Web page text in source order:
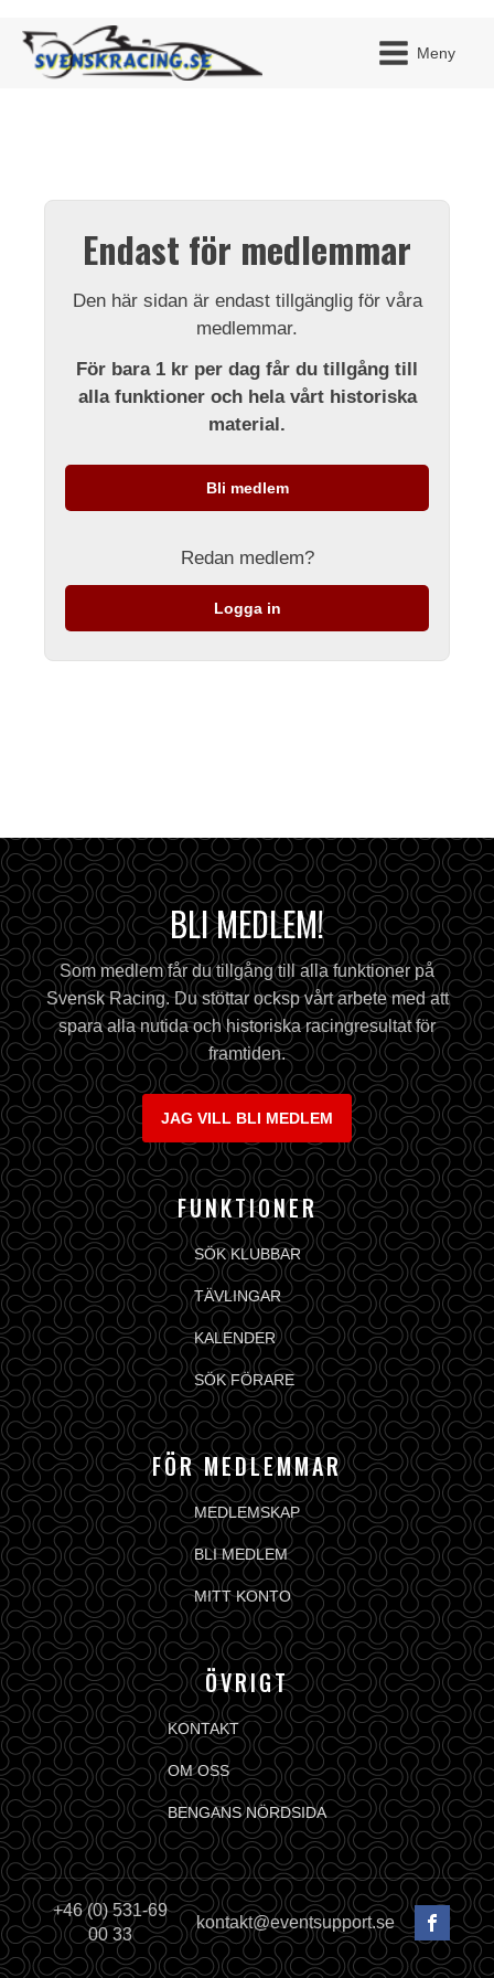
Meny
Endast för medlemmar
Den här sidan är endast tillgänglig för våra
medlemmar.
För bara 1 kr per dag får du tillgång till
alla funktioner och hela vårt historiska
material.
Bli medlem
Redan medlem?
Logga in
BLI MEDLEM!
Som medlem får du tillgång till alla funktioner på
Svensk Racing. Du stöttar ocksp vårt arbete med att
spara alla nutida och historiska racingresultat för
framtiden.
JAG VILL BLI MEDLEM
FUNKTIONER
SÖK KLUBBAR
TÄVLINGAR
KALENDER
SÖK FÖRARE
FÖR MEDLEMMAR
MEDLEMSKAP
BLI MEDLEM
MITT KONTO
ÖVRIGT
KONTAKT
OM OSS
BENGANS NÖRDSIDA
+46 (0) 531-69
00 33
kontakt@eventsupport.se